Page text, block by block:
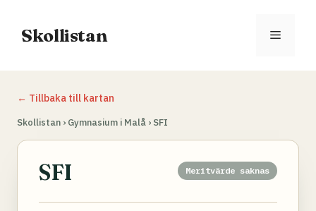
innehåll
Skollistan Meny
← Tillbaka till kartan
Skollistan › Gymnasium i Malå › SFI
SFI Meritvärde saknas